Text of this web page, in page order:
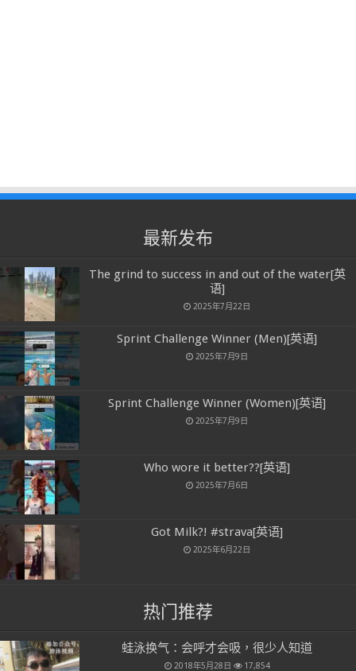
最新发布
The grind to success in and out of the water[英
语]
2025年7月22日
Sprint Challenge Winner (Men)[英语]
2025年7月9日
Sprint Challenge Winner (Women)[英语]
2025年7月9日
Who wore it better??[英语]
2025年7月6日
Got Milk?! #strava[英语]
2025年6月22日
热门推荐
蛙泳换气：会呼才会吸，很少人知道
2018年5月28日 17,854